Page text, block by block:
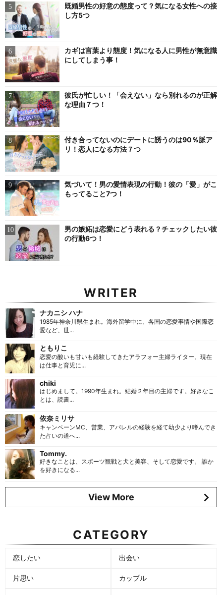
既婚男性の好意の態度って？気になる女性への接
し方5つ
カギは言葉より態度！気になる人に男性が無意識
にしてしまう事！
彼氏が忙しい！「会えない」なら別れるのが正解
な理由７つ！
付き合ってないのにデートに誘うのは90％脈ア
リ！恋人になる方法７つ
気づいて！男の愛情表現の行動！彼の「愛」がこ
もってること7つ！
男の嫉妬は恋愛にどう表れる？チェックしたい彼
の行動6つ！
WRITER
ナカニシ ハナ
1985年神奈川県生まれ。海外留学中に、各国の恋愛事情や国際恋
愛など、世...
ともりこ
恋愛の酸いも甘いも経験してきたアラフォー主婦ライター。現在
は仕事と育児に...
chiki
はじめまして。1990年生まれ。結婚２年目の主婦です。好きなこ
とは、読書...
依奈ミリサ
キャンペーンMC、営業、アパレルの経験を経て幼少より嗜んでき
た占いの道へ...
Tommy.
好きなことは、スポーツ観戦と犬と美容、そして恋愛です。 誰か
を好きになる...
View More
CATEGORY
恋したい 出会い
片思い カップル